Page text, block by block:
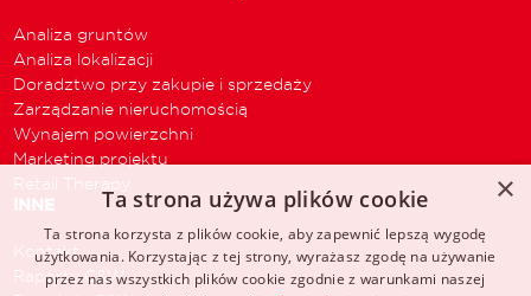
Analiza gruntów
Analiza lokalizacji
Doradztwo przy zakupie i sprzedaży
Zarządzanie nieruchomością
Wynajem powierzchni
Marketing projektu
Retail Therapy
INNE
Kontakt
Raporty C&W
×
Ta strona używa plików cookie
Ta strona korzysta z plików cookie, aby zapewnić lepszą wygodę
użytkowania. Korzystając z tej strony, wyrażasz zgodę na używanie
przez nas wszystkich plików cookie zgodnie z warunkami naszej